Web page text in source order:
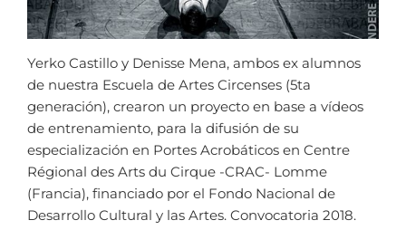
Yerko Castillo y Denisse Mena, ambos ex alumnos
de nuestra Escuela de Artes Circenses (5ta
generación), crearon un proyecto en base a vídeos
de entrenamiento, para la difusión de su
especialización en Portes Acrobáticos en Centre
Régional des Arts du Cirque -CRAC- Lomme
(Francia), financiado por el Fondo Nacional de
Desarrollo Cultural y las Artes. Convocatoria 2018.